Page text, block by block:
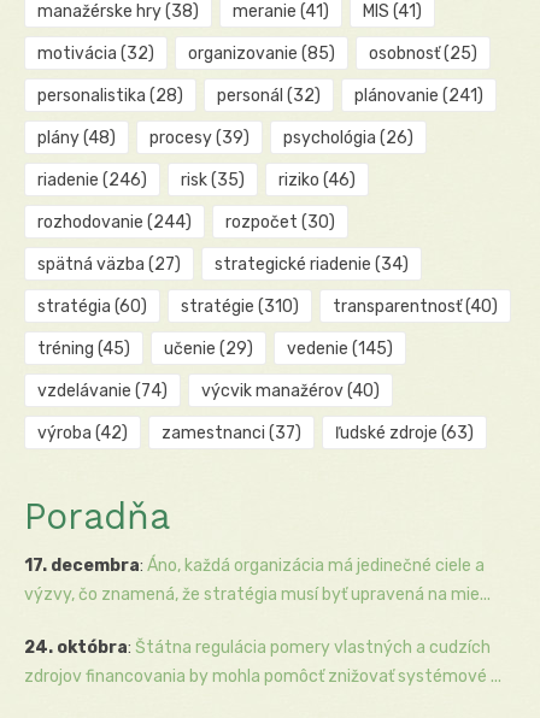
manažérske hry(38) meranie (41) MIS (41)
motivácia (32) organizovanie (85) osobnosť(25)
personalistika (28) personál (32) plánovanie (241)
plány(48) procesy(39) psychológia (26)
riadenie (246) risk(35) riziko (46)
rozhodovanie (244) rozpočet (30)
spätná väzba (27) strategické riadenie (34)
stratégia (60) stratégie (310) transparentnosť(40)
tréning (45) učenie (29) vedenie (145)
vzdelávanie (74) výcvik manažérov(40)
výroba (42) zamestnanci (37) ľudské zdroje (63)
Poradňa
17. decembra: Áno, každá organizácia má jedinečné ciele a
výzvy, čo znamená, že stratégia musí byť upravená na mie...
24. októbra: Štátna regulácia pomery vlastných a cudzích
zdrojov financovania by mohla pomôcť znižovať systémové ...